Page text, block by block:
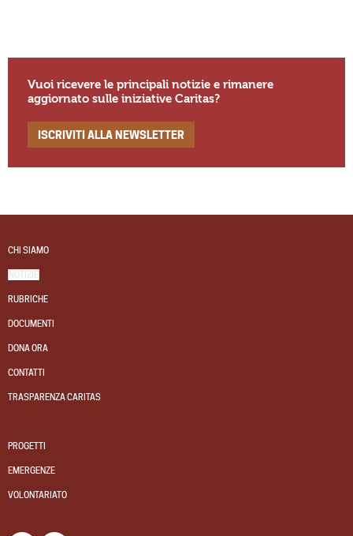
Vuoi ricevere le principali notizie e rimanere
aggiornato sulle iniziative Caritas?
ISCRIVITI ALLA NEWSLETTER
CHI SIAMO
NOTIZIE
RUBRICHE
DOCUMENTI
DONA ORA
CONTATTI
TRASPARENZA CARITAS
PROGETTI
EMERGENZE
VOLONTARIATO